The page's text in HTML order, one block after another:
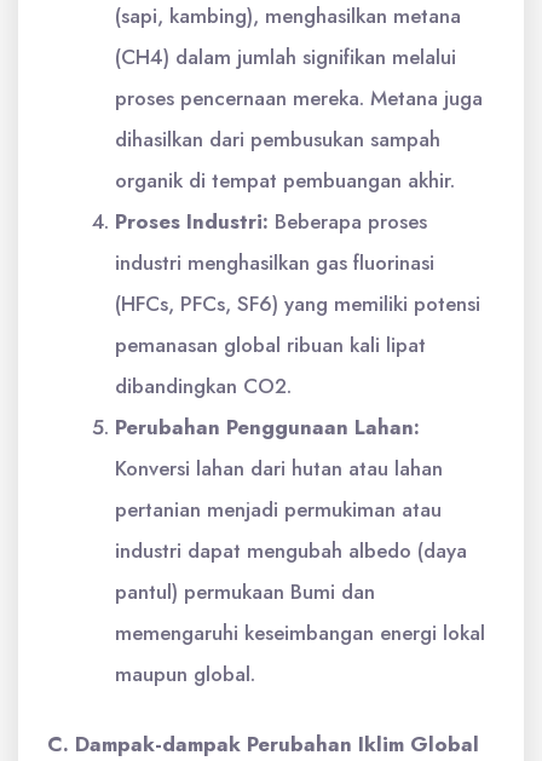
(sapi, kambing), menghasilkan metana
(CH4) dalam jumlah signifikan melalui
proses pencernaan mereka. Metana juga
dihasilkan dari pembusukan sampah
organik di tempat pembuangan akhir.
Proses Industri: Beberapa proses
industri menghasilkan gas fluorinasi
(HFCs, PFCs, SF6) yang memiliki potensi
pemanasan global ribuan kali lipat
dibandingkan CO2.
Perubahan Penggunaan Lahan:
Konversi lahan dari hutan atau lahan
pertanian menjadi permukiman atau
industri dapat mengubah albedo (daya
pantul) permukaan Bumi dan
memengaruhi keseimbangan energi lokal
maupun global.
C. Dampak-dampak Perubahan Iklim Global